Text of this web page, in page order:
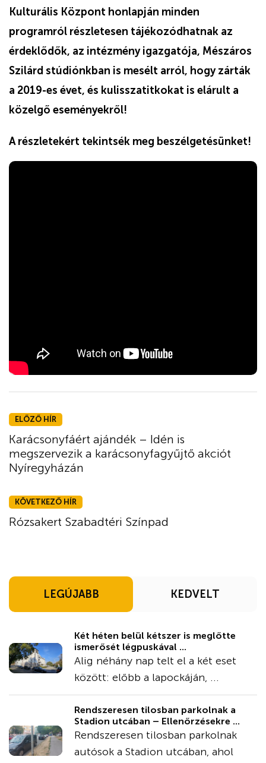
Kulturális Központ honlapján minden
programról részletesen tájékozódhatnak az
érdeklődők, az intézmény igazgatója, Mészáros
Szilárd stúdiónkban is mesélt arról, hogy zárták
a 2019-es évet, és kulisszatitkokat is elárult a
közelgő eseményekről!
A részletekért tekintsék meg beszélgetésünket!
ELŐZŐ HÍR
Karácsonyfáért ajándék – Idén is
megszervezik a karácsonyfagyűjtő akciót
Nyíregyházán
KÖVETKEZŐ HÍR
Rózsakert Szabadtéri Színpad
LEGÚJABB KEDVELT
Két héten belül kétszer is meglőtte
ismerősét légpuskával ...
Alig néhány nap telt el a két eset
között: előbb a lapockáján, ...
Rendszeresen tilosban parkolnak a
Stadion utcában – Ellenőrzésekre ...
Rendszeresen tilosban parkolnak
autósok a Stadion utcában, ahol